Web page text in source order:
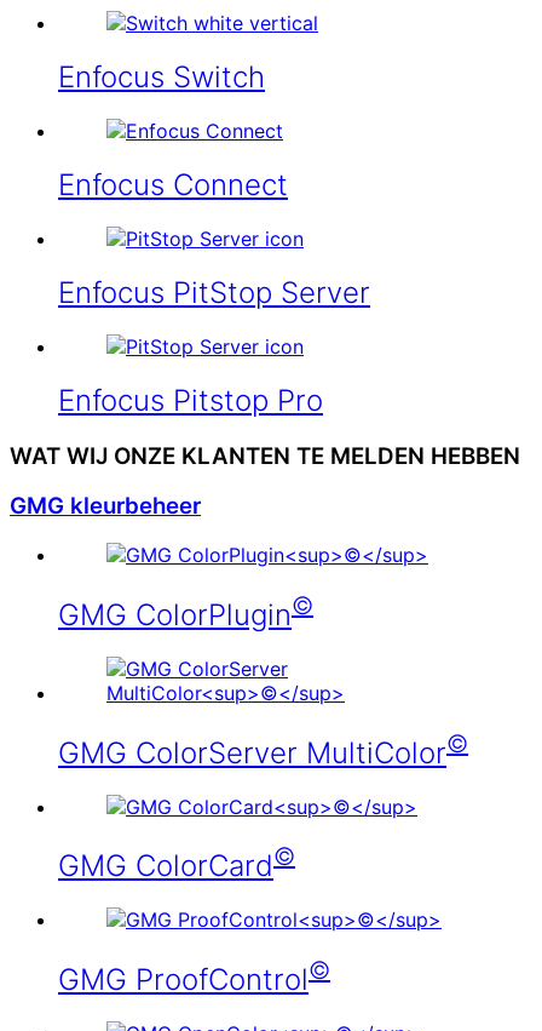
Enfocus Switch
Enfocus Connect
Enfocus PitStop Server
Enfocus Pitstop Pro
WAT WIJ ONZE KLANTEN TE MELDEN HEBBEN
GMG kleurbeheer
GMG ColorPlugin©
GMG ColorServer MultiColor©
GMG ColorCard©
GMG ProofControl©